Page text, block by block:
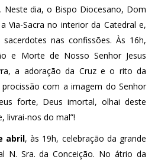
Neste dia, o Bispo Diocesano, Dom
Via-Sacra no interior da Catedral e,
nas confissões. Às 16h,
e Morte de Nosso Senhor Jesus
a adoração da Cruz e o rito da
com a imagem do Senhor
forte, Deus imortal, olhai deste
livrai-nos do mal”!
abril, às 19h, celebração da grande
N. Sra. da Conceição. No átrio da